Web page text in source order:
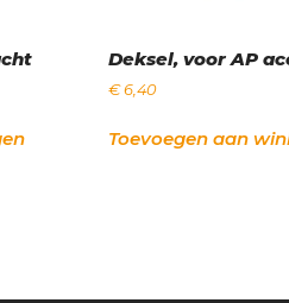
Deksel, voor AP
€6,40
Toevoegen aan